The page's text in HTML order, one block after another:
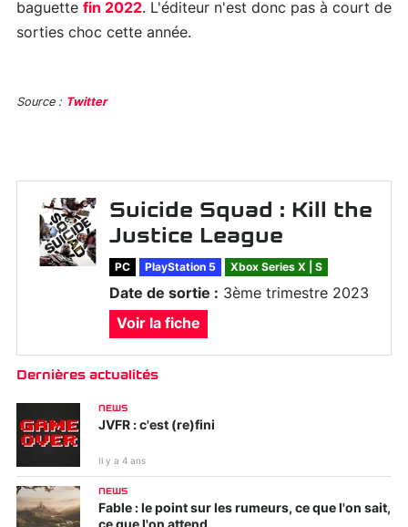
baguette fin 2022. L'éditeur n'est donc pas à court de
sorties choc cette année.
Source : Twitter
Suicide Squad : Kill the
Justice League
PC PlayStation 5 Xbox Series X | S
Date de sortie : 3ème trimestre 2023
Voir la fiche
Dernières actualités
NEWS
JVFR : c'est (re)fini
Il y a 4 ans
NEWS
Fable : le point sur les rumeurs, ce que l'on sait,